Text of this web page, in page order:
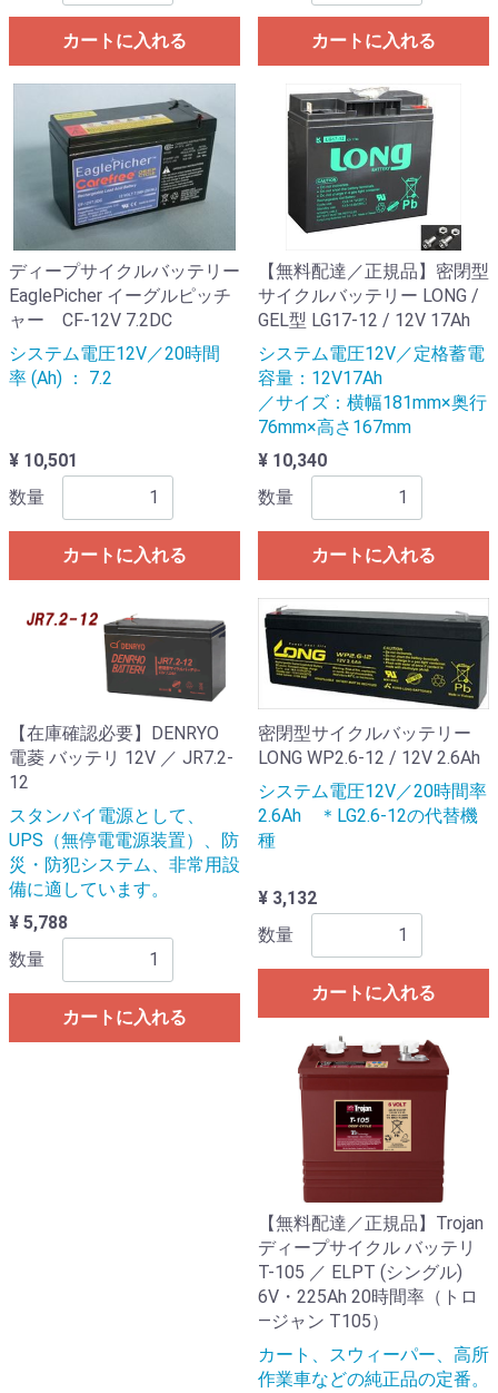
カートに入れる カートに入れる
ディープサイクルバッテリー
EaglePicher イーグルピッチ
ャー CF-12V 7.2DC
システム電圧12V／20時間
率 (Ah) ： 7.2
¥ 10,501
数量
カートに入れる
【無料配達／正規品】密閉型
サイクルバッテリー LONG /
GEL型 LG17-12 / 12V 17Ah
システム電圧12V／定格蓄電
容量：12V17Ah
／サイズ：横幅181mm×奥行
76mm×高さ167mm
¥ 10,340
数量
カートに入れる
【在庫確認必要】DENRYO
電菱 バッテリ 12V ／ JR7.2-
12
スタンバイ電源として、
UPS（無停電電源装置）、防
災・防犯システム、非常用設
備に適しています。
¥ 5,788
数量
カートに入れる
密閉型サイクルバッテリー
LONG WP2.6-12 / 12V 2.6Ah
システム電圧12V／20時間率
2.6Ah ＊LG2.6-12の代替機
種
¥ 3,132
数量
カートに入れる
【無料配達／正規品】Trojan
ディープサイクル バッテリ
T-105 ／ ELPT (シングル)
6V・225Ah 20時間率（トロ
―ジャン T105）
カート、スウィーパー、高所
作業車などの純正品の定番。